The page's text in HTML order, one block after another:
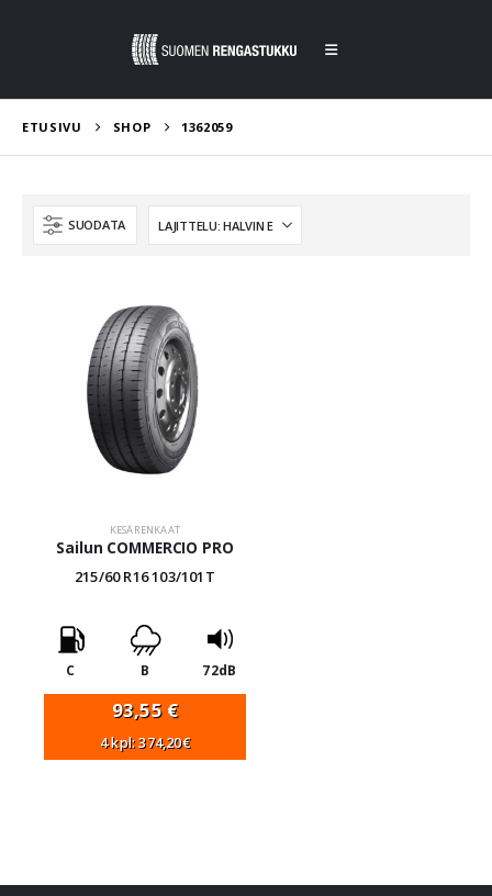
ETUSIVU SHOP 1362059
SUODATA
KESÄRENKAAT
Sailun COMMERCIO PRO
215/60 R16 103/101T
C B 72dB
93,55 €
4 kpl: 374,20€